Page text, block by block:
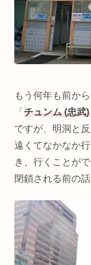
もう何年も前か
「 チュンム (忠武
ですが、明洞と
遠くてなかなか
き、行くことが
閉鎖される前の話